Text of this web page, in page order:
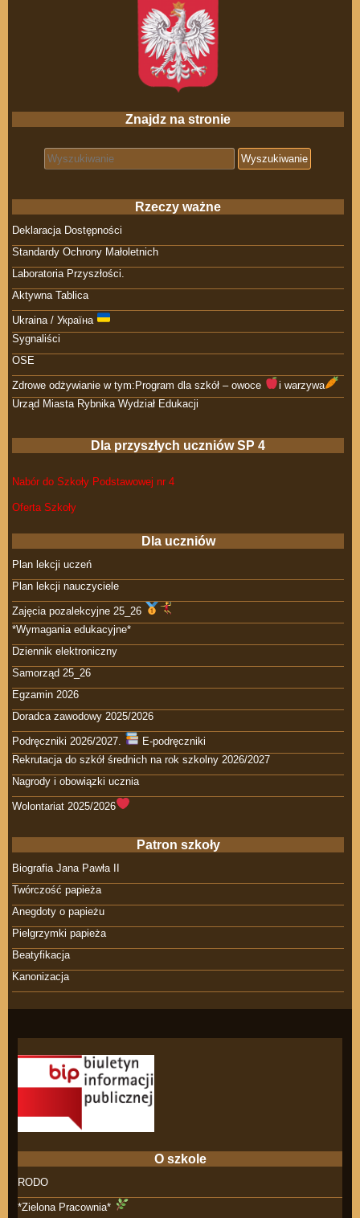
Znajdz na stronie
Search for:
Rzeczy ważne
Deklaracja Dostępności
Standardy Ochrony Małoletnich
Laboratoria Przyszłości.
Aktywna Tablica
Ukraina / Україна
Sygnaliści
OSE
Zdrowe odżywianie w tym:Program dla szkół – owoce
i warzywa
Urząd Miasta Rybnika Wydział Edukacji
Dla przyszłych uczniów SP 4
Nabór do Szkoły Podstawowej nr 4
Oferta Szkoły
Dla uczniów
Plan lekcji uczeń
Plan lekcji nauczyciele
Zajęcia pozalekcyjne 25_26
*Wymagania edukacyjne*
Dziennik elektroniczny
Samorząd 25_26
Egzamin 2026
Doradca zawodowy 2025/2026
Podręczniki 2026/2027.
E-podręczniki
Rekrutacja do szkół średnich na rok szkolny 2026/2027
Nagrody i obowiązki ucznia
Wolontariat 2025/2026
Patron szkoły
Biografia Jana Pawła II
Twórczość papieża
Anegdoty o papieżu
Pielgrzymki papieża
Beatyfikacja
Kanonizacja
O szkole
RODO
*Zielona Pracownia*